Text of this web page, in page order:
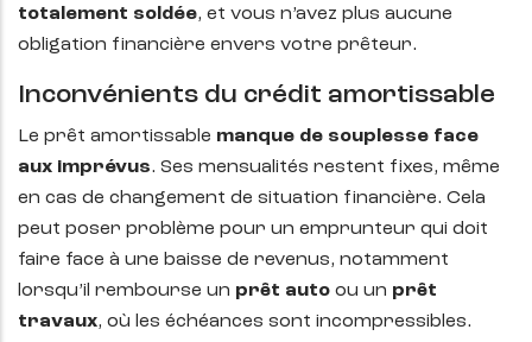
totalement soldée, et vous n’avez plus aucune
obligation financière envers votre prêteur.
Inconvénients du crédit amortissable
Le prêt amortissable manque de souplesse face
aux imprévus. Ses mensualités restent fixes, même
en cas de changement de situation financière. Cela
peut poser problème pour un emprunteur qui doit
faire face à une baisse de revenus, notamment
lorsqu’il rembourse un prêt auto ou un prêt
travaux, où les échéances sont incompressibles.